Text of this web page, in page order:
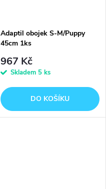
Adaptil obojek S-M/Puppy
45cm 1ks
967 Kč
Skladem 5 ks
DO KOŠÍKU